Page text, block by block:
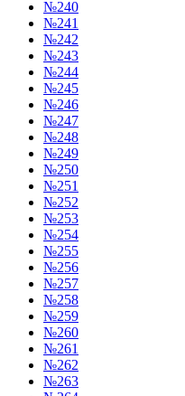
№240
№241
№242
№243
№244
№245
№246
№247
№248
№249
№250
№251
№252
№253
№254
№255
№256
№257
№258
№259
№260
№261
№262
№263